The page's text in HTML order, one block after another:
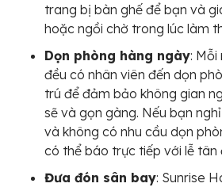
trang bị bàn ghế để bạn và
hoặc ngồi chờ trong lúc làm
Dọn phòng hàng ngày:
đều có nhân viên đến dọn
trú để đảm bảo không gian
sẽ và gọn gàng. Nếu bạn
và không có nhu cầu dọn
có thể báo trực tiếp với lễ tân
Đưa đón sân bay: Sunrise